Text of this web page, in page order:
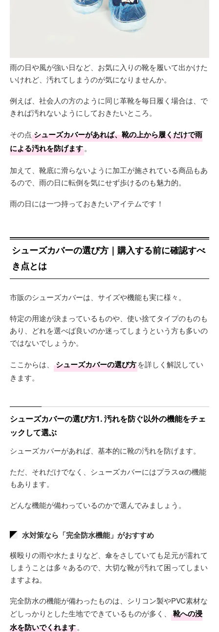
雨の日や風が強い日など、お気に入りの靴を履いて出かけた
いけれど、汚れてしまうのが気になりませんか。
例えば、社会人の方のように同じ革靴を毎日履く場合は、で
きれば汚れないようにしておきたいところ。
その点 シューズカバーがあれば、靴の上から履くだけで雨
による汚れを防げます。
加えて、靴底に滑らないように加工が施されている商品もあ
るので、雨の日に転倒を気にせず歩けるのも魅力的。
雨の日には一つ持っておきたいアイテムです！
シューズカバーの選び方｜購入する前に確認すべ
き点とは
市販のシューズカバーは、サイズや機能も実に様々。
特定の用途が決まっているものや、使い捨てタイプのものも
あり、どれを選べば良いのか迷ってしまうという方も多いの
ではないでしょうか。
ここからは、 シューズカバーの選び方を詳しく解説してい
きます。
シューズカバーの選び方1. 汚れを防ぐ以外の機能をチェ
ックして選ぶ
シューズカバーがあれば、基本的に靴の汚れを防げます。
ただ、それだけでなく、シューズカバーにはプラスαの機能
もあります。
どんな機能が備わっているのかで選んでみましょう。
水対策なら「完全防水機能」がおすすめ
横殴りの雨や水たまりなど、傘をさしていても足元が濡れて
しまうことは多々あるので、大切な靴が汚れて困ってしまい
ますよね。
完全防水の機能が備わったものは、シリコン製やPVC素材な
どしっかりとした生地でできているものが多く、
靴への浸
水を防いでくれます。